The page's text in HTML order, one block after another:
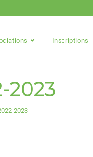
Inscriptions
2023
2023